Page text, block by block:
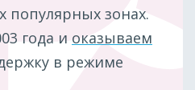
популярных зонах.
года и оказываем
в режиме